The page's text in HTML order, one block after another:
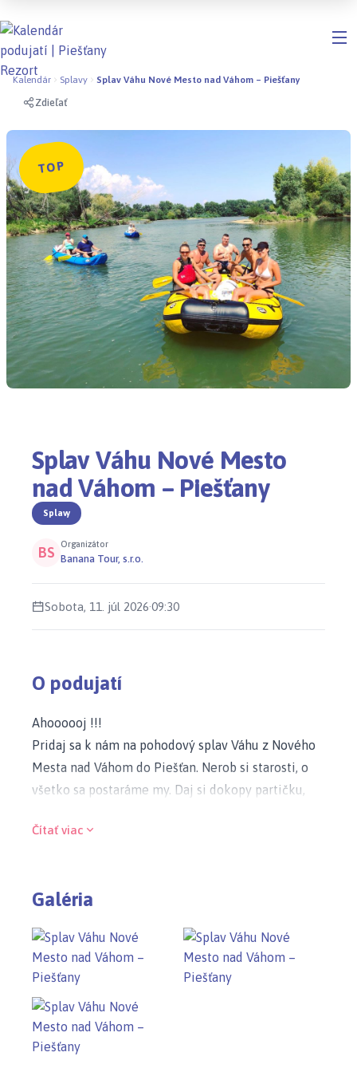
Kalendár Splavy Splav Váhu Nové Mesto nad Váhom – Piešťany
Zdieľať
TOP
Splav Váhu Nové Mesto
nad Váhom – Piešťany
Splavy
BS Organizátor
Banana Tour, s.r.o.
Sobota, 11. júl 2026·09:30
O podujatí
Ahoooooj !!!
Pridaj sa k nám na pohodový splav Váhu z Nového
Mesta nad Váhom do Piešťan. Nerob si starosti, o
všetko sa postaráme my. Daj si dokopy partičku,
EQUIS pešo, alebo si tam zaparkuj svoje auto a náš
Spoznaj krásu prírody z plavby po rieke Váh.
chce ísť von. Na výber sú paddleboardy,
tejto parádnej akcii.
Splav Váhu – Úsek Nové Mesto nad Váhom –
Piešťany
Čítať viac
Galéria